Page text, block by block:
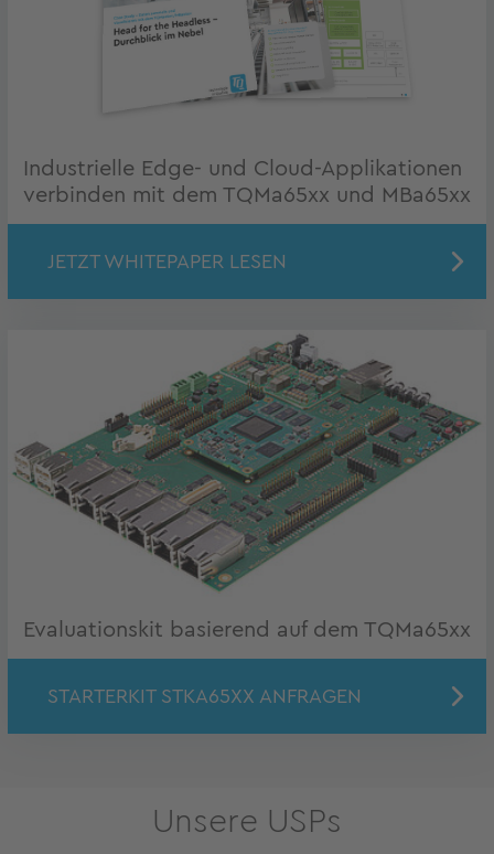
Industrielle Edge- und Cloud-Applikationen
verbinden mit dem TQMa65xx und MBa65xx
JETZT WHITEPAPER LESEN
Evaluationskit basierend auf dem TQMa65xx
STARTERKIT STKA65XX ANFRAGEN
Unsere USPs